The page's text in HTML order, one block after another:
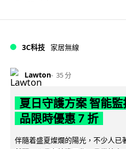
3C科技 家居無線
Lawton 35 分
夏日守護方案 智能
品限時優惠 7 折
伴隨着盛夏燦爛的陽光，不少人已